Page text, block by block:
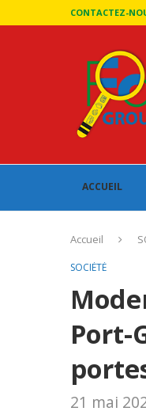
CONTACTEZ-
ACCUEIL
Accueil
SOCIÉTÉ
Port-
21 mai